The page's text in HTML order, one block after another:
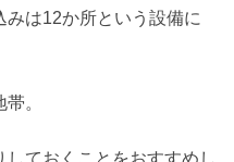
は12か所という設備に
。
ておくことをおすすめし